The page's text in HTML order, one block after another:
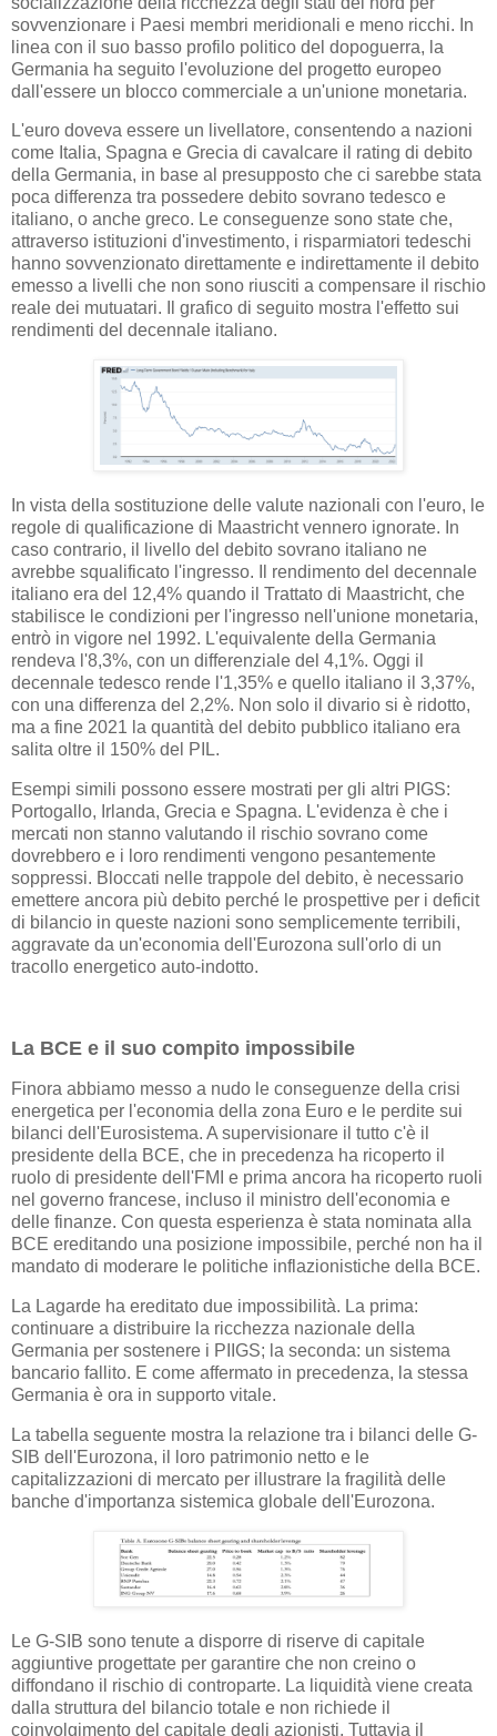
sovvenzionare i Paesi membri meridionali e meno ricchi. In
linea con il suo basso profilo politico del dopoguerra, la
Germania ha seguito l'evoluzione del progetto europeo
dall'essere un blocco commerciale a un'unione monetaria.
L'euro doveva essere un livellatore, consentendo a nazioni
come Italia, Spagna e Grecia di cavalcare il rating di debito
della Germania, in base al presupposto che ci sarebbe stata
poca differenza tra possedere debito sovrano tedesco e
italiano, o anche greco. Le conseguenze sono state che,
attraverso istituzioni d'investimento, i risparmiatori tedeschi
hanno sovvenzionato direttamente e indirettamente il debito
emesso a livelli che non sono riusciti a compensare il rischio
reale dei mutuatari. Il grafico di seguito mostra l'effetto sui
rendimenti del decennale italiano.
In vista della sostituzione delle valute nazionali con l'euro, le
regole di qualificazione di Maastricht vennero ignorate. In
caso contrario, il livello del debito sovrano italiano ne
avrebbe squalificato l'ingresso. Il rendimento del decennale
italiano era del 12,4% quando il Trattato di Maastricht, che
stabilisce le condizioni per l'ingresso nell'unione monetaria,
entrò in vigore nel 1992. L'equivalente della Germania
rendeva l'8,3%, con un differenziale del 4,1%. Oggi il
decennale tedesco rende l'1,35% e quello italiano il 3,37%,
con una differenza del 2,2%. Non solo il divario si è ridotto,
ma a fine 2021 la quantità del debito pubblico italiano era
salita oltre il 150% del PIL.
Esempi simili possono essere mostrati per gli altri PIGS:
Portogallo, Irlanda, Grecia e Spagna. L'evidenza è che i
mercati non stanno valutando il rischio sovrano come
dovrebbero e i loro rendimenti vengono pesantemente
soppressi. Bloccati nelle trappole del debito, è necessario
emettere ancora più debito perché le prospettive per i deficit
di bilancio in queste nazioni sono semplicemente terribili,
aggravate da un'economia dell'Eurozona sull'orlo di un
tracollo energetico auto-indotto.
La BCE e il suo compito impossibile
Finora abbiamo messo a nudo le conseguenze della crisi
energetica per l'economia della zona Euro e le perdite sui
bilanci dell'Eurosistema. A supervisionare il tutto c'è il
presidente della BCE, che in precedenza ha ricoperto il
ruolo di presidente dell'FMI e prima ancora ha ricoperto ruoli
nel governo francese, incluso il ministro dell'economia e
delle finanze. Con questa esperienza è stata nominata alla
BCE ereditando una posizione impossibile, perché non ha il
mandato di moderare le politiche inflazionistiche della BCE.
La Lagarde ha ereditato due impossibilità. La prima:
continuare a distribuire la ricchezza nazionale della
Germania per sostenere i PIIGS; la seconda: un sistema
bancario fallito. E come affermato in precedenza, la stessa
Germania è ora in supporto vitale.
La tabella seguente mostra la relazione tra i bilanci delle G-
SIB dell'Eurozona, il loro patrimonio netto e le
capitalizzazioni di mercato per illustrare la fragilità delle
banche d'importanza sistemica globale dell'Eurozona.
Le G-SIB sono tenute a disporre di riserve di capitale
aggiuntive progettate per garantire che non creino o
diffondano il rischio di controparte. La liquidità viene creata
dalla struttura del bilancio totale e non richiede il
coinvolgimento del capitale degli azionisti. Tuttavia il